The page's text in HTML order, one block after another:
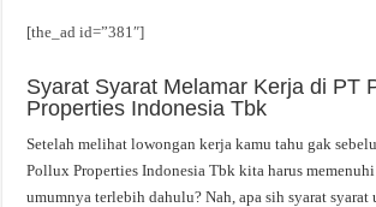
[the_ad id=”381″]
Syarat Syarat Melamar Kerja di PT
Properties Indonesia Tbk
Setelah melihat lowongan kerja kamu tahu gak
Pollux Properties Indonesia Tbk kita harus
umumnya terlebih dahulu? Nah, apa sih syarat syarat